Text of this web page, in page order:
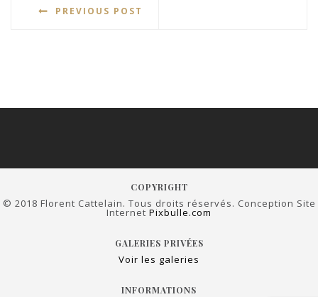
PREVIOUS POST
COPYRIGHT
© 2018 Florent Cattelain. Tous droits réservés. Conception Site
Internet Pixbulle.com
GALERIES PRIVÉES
Voir les galeries
INFORMATIONS